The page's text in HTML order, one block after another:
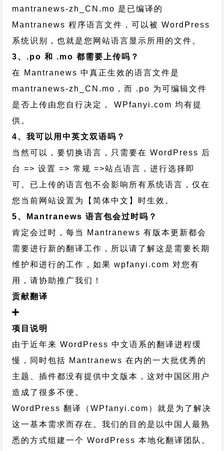
mantranews-zh_CN.mo 是已编译的
Mantranews 程序语言文件，可以被 WordPress
系统识别，也就是您网站语言显示所用的文件。
3、.po 和 .mo 都需要上传吗？
在 Mantranews 中真正生效的语言文件是
mantranews-zh_CN.mo，而 .po 为可编辑文件
是否上传由您自行决定， WPfanyi.com 均有提
供。
4、我可以用中英文双语吗？
当然可以，要切换语言，只需要在 WordPress 后
台 => 设置 => 常规 =>站点语言，进行选择即
可。已上传的语言包不会影响所有系统语言，仅在
您当前网站设置为【简体中文】时生效。
5、Mantranews 语言包会过时吗？
肯定会过时，每当 Mantranews 有版本更新都会
需要进行新的翻译工作，所以请了解这是需要长期
维护和进行的工作，如果 wpfanyi.com 对您有
用，请协助推广我们！
贡献翻译
项目说明
由于近年来 WordPress 中文语系的翻译进程缓
慢，同时包括 Mantranews 在内的一大批优秀的
主题、插件都没有提供中文版本，这对中国区用户
造成了很多不便。
WordPress 翻译（WPfanyi.com） 就是为了解决
这一基本需求而存在。我们的目的是以中国人最熟
悉的方式组建一个 WordPress 本地化翻译团队。